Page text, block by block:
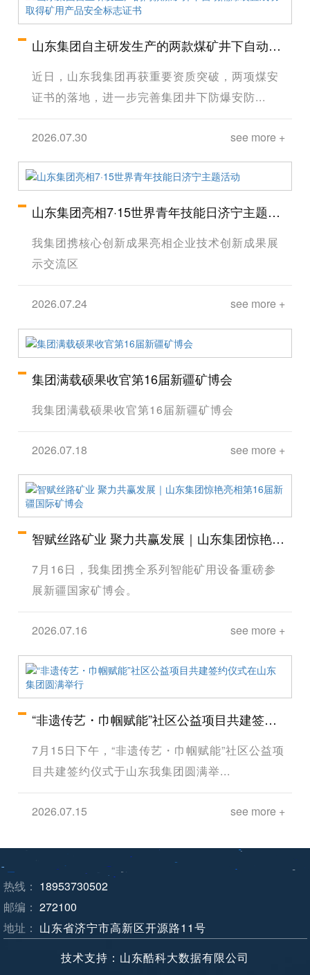
山东集团自主研发生产的两款煤矿井下自动隔
爆装置成功取得矿用产品安全标志证书
近日，山东我集团再获重要资质突破，两项煤安
证书的落地，进一步完善集团井下防爆安防...
2026.07.30 see more +
山东集团亮相7·15世界青年技能日济宁主题活
动
我集团携核心创新成果亮相企业技术创新成果展
示交流区
2026.07.24 see more +
集团满载硕果收官第16届新疆矿博会
我集团满载硕果收官第16届新疆矿博会
2026.07.18 see more +
智赋丝路矿业 聚力共赢发展｜山东集团惊艳亮
相第16届新疆国际矿博会
7月16日，我集团携全系列智能矿用设备重磅参
展新疆国家矿博会。
2026.07.16 see more +
“非遗传艺・巾帼赋能”社区公益项目共建签约
仪式在山东集团圆满举行
7月15日下午，“非遗传艺・巾帼赋能”社区公益项
目共建签约仪式于山东我集团圆满举...
2026.07.15 see more +
热线： 18953730502
邮编： 272100
地址： 山东省济宁市高新区开源路11号
技术支持：山东酷科大数据有限公司